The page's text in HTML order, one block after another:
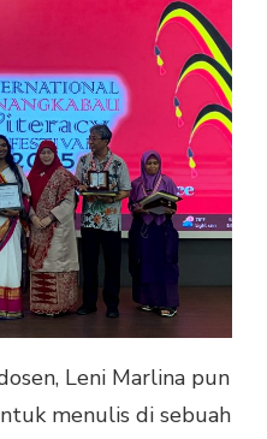
Leni Marlina pun
menulis di sebuah